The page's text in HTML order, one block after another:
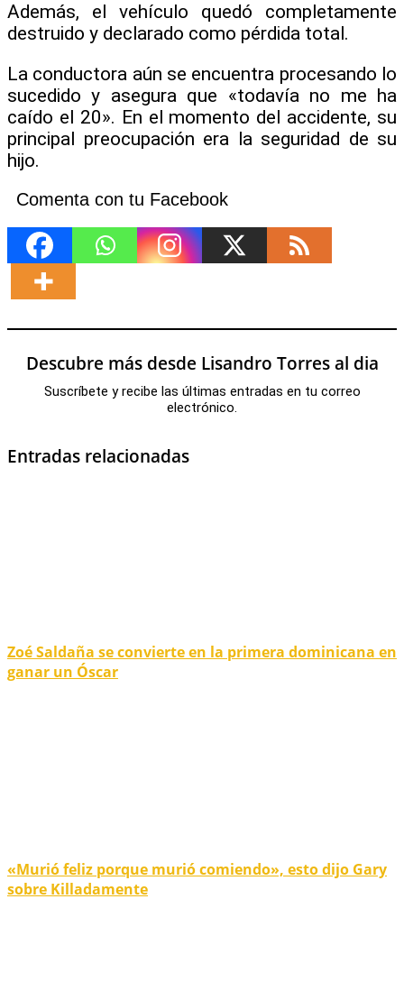
Además, el vehículo quedó completamente
destruido y declarado como pérdida total.
La conductora aún se encuentra procesando lo
sucedido y asegura que «todavía no me ha
caído el 20». En el momento del accidente, su
principal preocupación era la seguridad de su
hijo.
Comenta con tu Facebook
Descubre más desde Lisandro Torres al dia
Suscríbete y recibe las últimas entradas en tu correo
electrónico.
Entradas relacionadas
Zoé Saldaña se convierte en la primera dominicana en
ganar un Óscar
«Murió feliz porque murió comiendo», esto dijo Gary
sobre Killadamente